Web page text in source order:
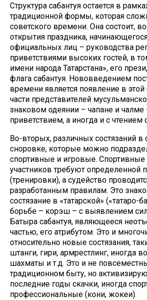
Структура сабантуя остается в
традиционной формы, которая
советского времени. Она состоит,
открытия праздника,
официальных лиц – руководства
приветствиями высоких гостей, в
имени народа Татарстана», его
флага сабантуя. Нововведением
времени является появление в
части представителей
знаковом одеянии – чапане и чалме
приветствием, а иногда и с чтением
Во-вторых, различных состязаний в
сноровке, которые можно
спортивные и игровые. Спортивные
участников требуют определенной
(тренировки), а судейство
разработанным правилам. Это
состязание в «татарской» («татаро-
борьбе – корэш – с выявлением
Батыра сабантуя, являющееся
частью, его атрибутом. Это и
относительно новые состязания,
штанги, гири, армрестлинг, иногда
шахматы и т.д. Это и не
традиционном быту, но
последние годы скачки, иногда
профессиональные (кони, жокеи).